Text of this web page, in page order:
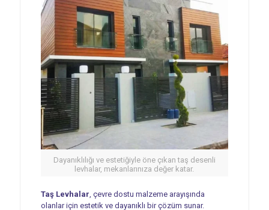
Dayanıklılığı ve estetiğiyle öne çıkan taş desenli
levhalar, mekanlarınıza değer katar.
Taş Levhalar, çevre dostu malzeme arayışında
olanlar için estetik ve dayanıklı bir çözüm sunar.